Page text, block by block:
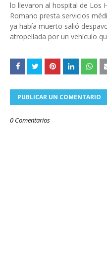
lo llevaron al hospital de Los
Romano presta servicios
ya había muerto salió
atropellada por un vehículo
PUBLICAR UN COMENTARIO
0 Comentarios